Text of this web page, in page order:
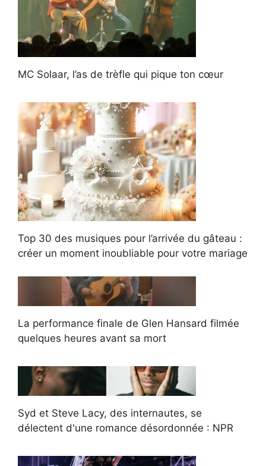
MC Solaar, l’as de trèfle qui pique ton cœur
Top 30 des musiques pour l’arrivée du gâteau :
créer un moment inoubliable pour votre mariage
La performance finale de Glen Hansard filmée
quelques heures avant sa mort
Syd et Steve Lacy, des internautes, se
délectent d'une romance désordonnée : NPR